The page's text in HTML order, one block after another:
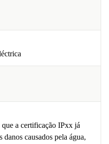
a certificação IPxx já
danos causados pela água,